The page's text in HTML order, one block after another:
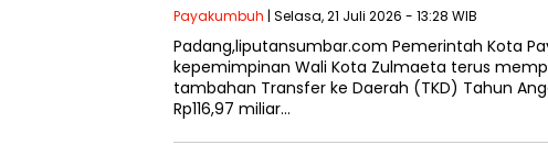
Payakumbuh | Selasa, 21 Juli 2026 - 13:28 WIB
Padang,liputansumbar.com Pemerintah Kota
kepemimpinan Wali Kota Zulmaeta terus
tambahan Transfer ke Daerah (TKD) Tahun
Rp116,97 miliar…